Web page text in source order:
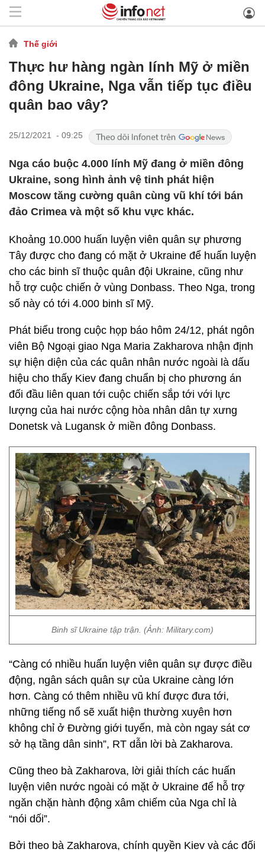
Thế giới
Thực hư hàng ngàn lính Mỹ ở miền
đông Ukraine, Nga vẫn tiếp tục điều
quân bao vây?
25/12/2021 - 09:25
Nga cáo buộc 4.000 lính Mỹ đang ở miền đông
Ukraine, song hình ảnh vệ tinh phát hiện
Moscow tăng cường quân cùng vũ khí tới bán
đảo Crimea và một số khu vực khác.
Khoảng 10.000 huấn luyện viên quân sự phương
Tây được cho đang có mặt ở Ukraine để huấn luyện
cho các binh sĩ thuộc quân đội Ukraine, cũng như
hỗ trợ cuộc chiến ở vùng Donbass. Theo Nga, trong
số này có tới 4.000 binh sĩ Mỹ.
Phát biểu trong cuộc họp báo hôm 24/12, phát ngôn
viên Bộ Ngoại giao Nga Maria Zakharova nhận định
sự hiện diện của các quân nhân nước ngoài là dấu
hiệu cho thấy Kiev đang chuẩn bị cho phương án
đối đầu liên quan tới cuộc chiến sắp tới với lực
lượng của hai nước cộng hòa nhân dân tự xưng
Donetsk và Lugansk ở miền đông Donbass.
Binh sĩ Ukraine tập trận. (Ảnh: Military.com)
“Càng có nhiều huấn luyện viên quân sự được điều
động, ngân sách quân sự của Ukraine càng lớn
hơn. Càng có thêm nhiều vũ khí được đưa tới,
những tiếng nổ sẽ xuất hiện thường xuyên hơn
không chỉ ở Đường giới tuyến, mà còn ngay sát cơ
sở hạ tầng dân sinh”, RT dẫn lời bà Zakharova.
Cũng theo bà Zakharova, lời giải thích các huấn
luyện viên nước ngoài có mặt ở Ukraine để hỗ trợ
ngăn chặn hành động xâm chiếm của Nga chỉ là
“nói dối”.
Bởi theo bà Zakharova, chính quyền Kiev và các đối